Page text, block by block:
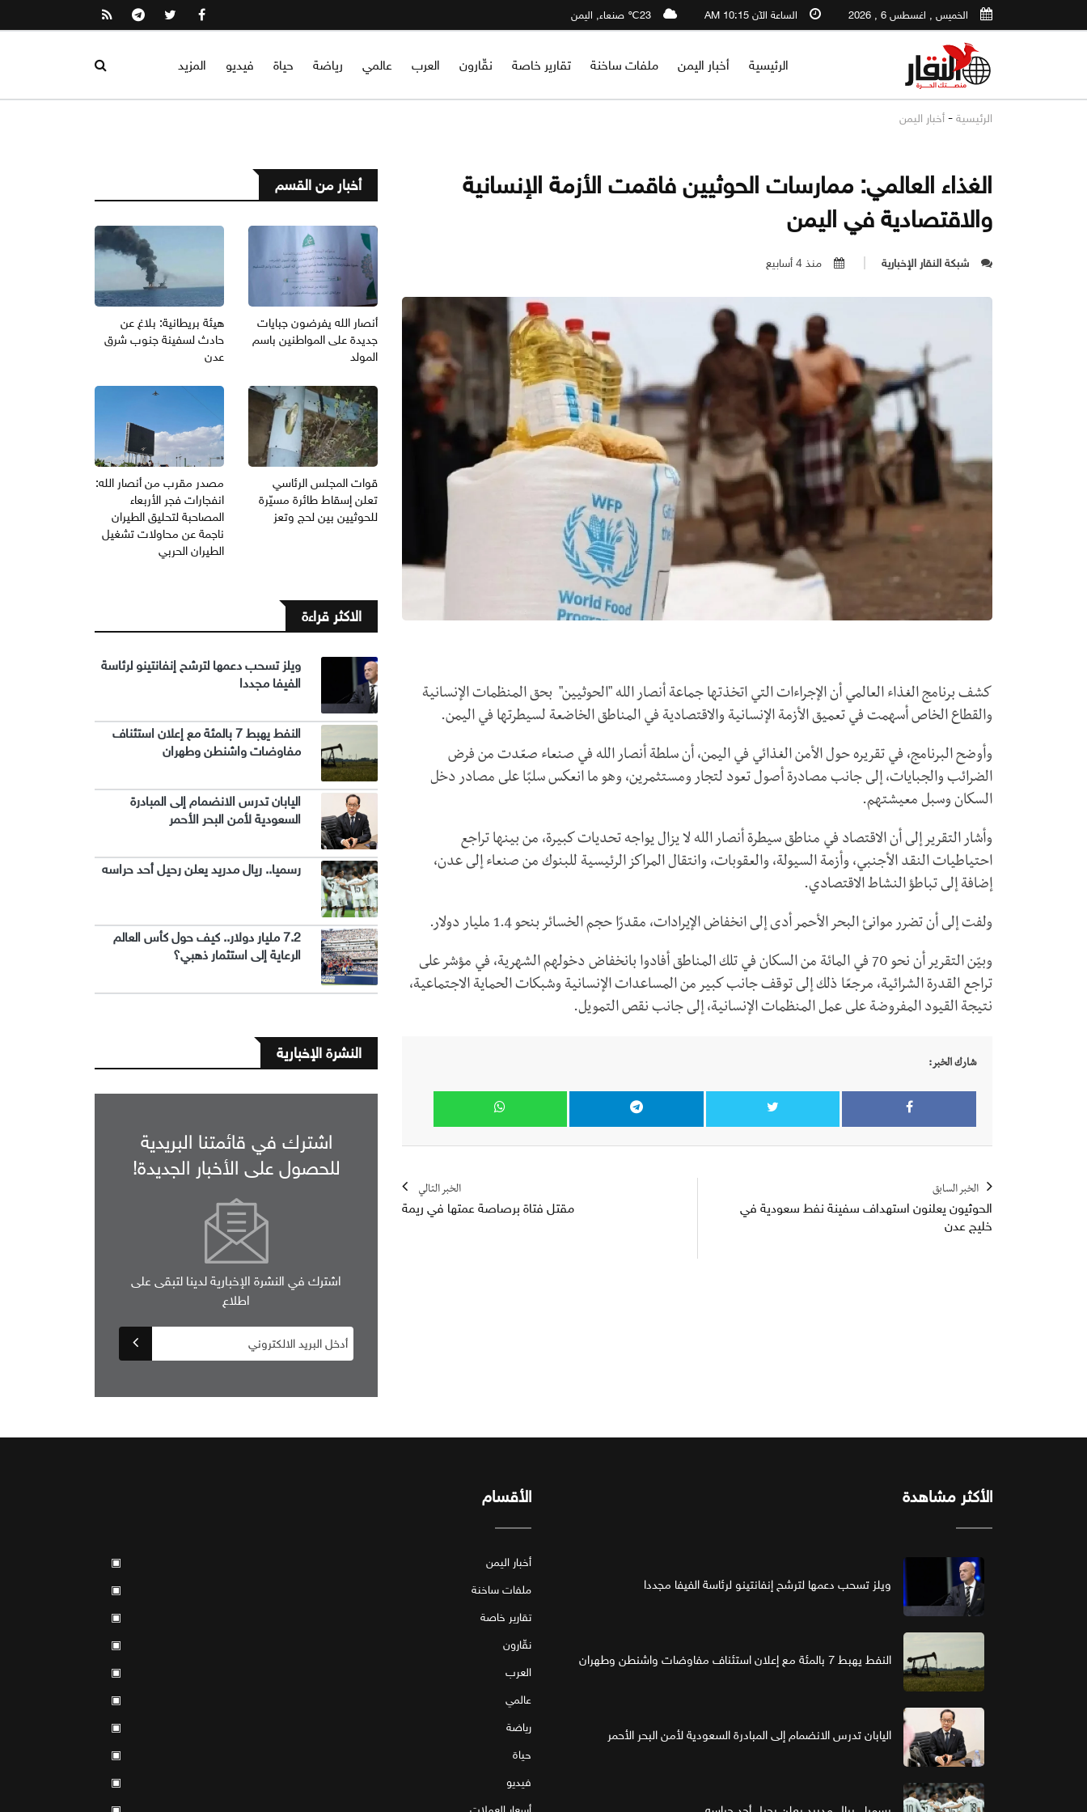
الخميس , اغسطس 6 , 2026 الساعة الآن 10:15 AM 23℃ صنعاء, اليمن
الرئيسية أخبار اليمن ملفات ساخنة تقارير خاصة نقّارون العرب عالمي رياضة حياة فيديو المزيد
الرئيسية - أخبار اليمن
الغذاء العالمي: ممارسات الحوثيين فاقمت الأزمة الإنسانية
والاقتصادية في اليمن
شبكة النقار الإخبارية منذ 4 أسابيع
كشف برنامج الغذاء العالمي أن الإجراءات التي اتخذتها جماعة أنصار الله "الحوثيين" بحق المنظمات الإنسانية
والقطاع الخاص أسهمت في تعميق الأزمة الإنسانية والاقتصادية في المناطق الخاضعة لسيطرتها في اليمن.
وأوضح البرنامج، في تقريره حول الأمن الغذائي في اليمن، أن سلطة أنصار الله في صنعاء صعّدت من فرض
الضرائب والجبايات، إلى جانب مصادرة أصول تعود لتجار ومستثمرين، وهو ما انعكس سلبًا على مصادر دخل
السكان وسبل معيشتهم.
وأشار التقرير إلى أن الاقتصاد في مناطق سيطرة أنصار الله لا يزال يواجه تحديات كبيرة، من بينها تراجع
احتياطيات النقد الأجنبي، وأزمة السيولة، والعقوبات، وانتقال المراكز الرئيسية للبنوك من صنعاء إلى عدن،
إضافة إلى تباطؤ النشاط الاقتصادي.
ولفت إلى أن تضرر موانئ البحر الأحمر أدى إلى انخفاض الإيرادات، مقدرًا حجم الخسائر بنحو 1.4 مليار دولار.
وبيّن التقرير أن نحو 70 في المائة من السكان في تلك المناطق أفادوا بانخفاض دخولهم الشهرية، في مؤشر على
تراجع القدرة الشرائية، مرجعًا ذلك إلى توقف جانب كبير من المساعدات الإنسانية وشبكات الحماية الاجتماعية،
نتيجة القيود المفروضة على عمل المنظمات الإنسانية، إلى جانب نقص التمويل.
شارك الخبر:
الخبر السابق
الحوثيون يعلنون استهداف سفينة نفط سعودية في
خليج عدن
الخبر التالي
مقتل فتاة برصاصة عمتها في ريمة
أخبار من القسم
أنصار الله يفرضون جبايات
جديدة على المواطنين باسم
المولد
هيئة بريطانية: بلاغ عن
حادث لسفينة جنوب شرق
عدن
قوات المجلس الرئاسي
تعلن إسقاط طائرة مسيّرة
للحوثيين بين لحج وتعز
مصدر مقرب من أنصار الله:
انفجارات فجر الأربعاء
المصاحبة لتحليق الطيران
ناجمة عن محاولات تشغيل
الطيران الحربي
الاكثر قراءة
ويلز تسحب دعمها لترشح إنفانتينو لرئاسة
الفيفا مجددا
النفط يهبط 7 بالمئة مع إعلان استئناف
مفاوضات واشنطن وطهران
اليابان تدرس الانضمام إلى المبادرة
السعودية لأمن البحر الأحمر
رسميا.. ريال مدريد يعلن رحيل أحد حراسه
7.2 مليار دولار.. كيف حول كأس العالم
الرعاية إلى استثمار ذهبي؟
النشرة الإخبارية
اشترك في قائمتنا البريدية
للحصول على الأخبار الجديدة!
اشترك في النشرة الإخبارية لدينا لتبقى على
اطلاع
الأكثر مشاهدة
ويلز تسحب دعمها لترشح إنفانتينو لرئاسة الفيفا مجددا
النفط يهبط 7 بالمئة مع إعلان استئناف مفاوضات واشنطن وطهران
اليابان تدرس الانضمام إلى المبادرة السعودية لأمن البحر الأحمر
الأقسام
أخبار اليمن
▣
ملفات ساخنة
▣
تقارير خاصة
▣
نقّارون
▣
العرب
▣
عالمي
▣
رياضة
▣
حياة
▣
فيديو
▣